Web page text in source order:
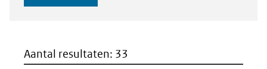
Aantal resultaten: 33